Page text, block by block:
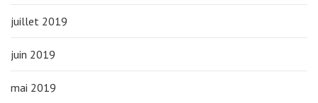
juillet 2019
juin 2019
mai 2019